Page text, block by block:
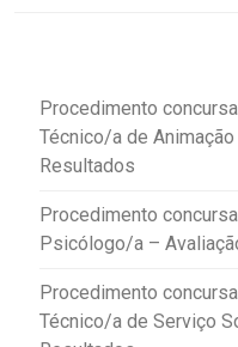
Procedimento
Técnico/a de
Resultados
Procedimento
Psicólogo/a –
Procedimento
Técnico/a de Serviço